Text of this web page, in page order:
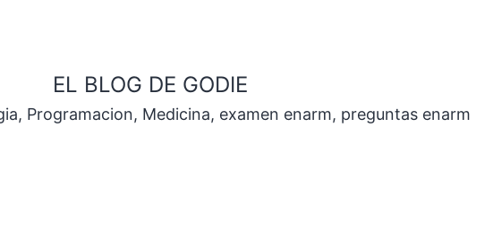
EL BLOG DE GODIE
Programacion, Medicina, examen enarm, preguntas enarm